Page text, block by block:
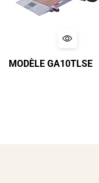
MODÈLE GA10TLSE